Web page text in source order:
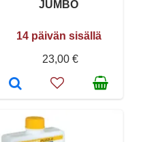
JUMBO
14 päivän sisällä
23,00 €